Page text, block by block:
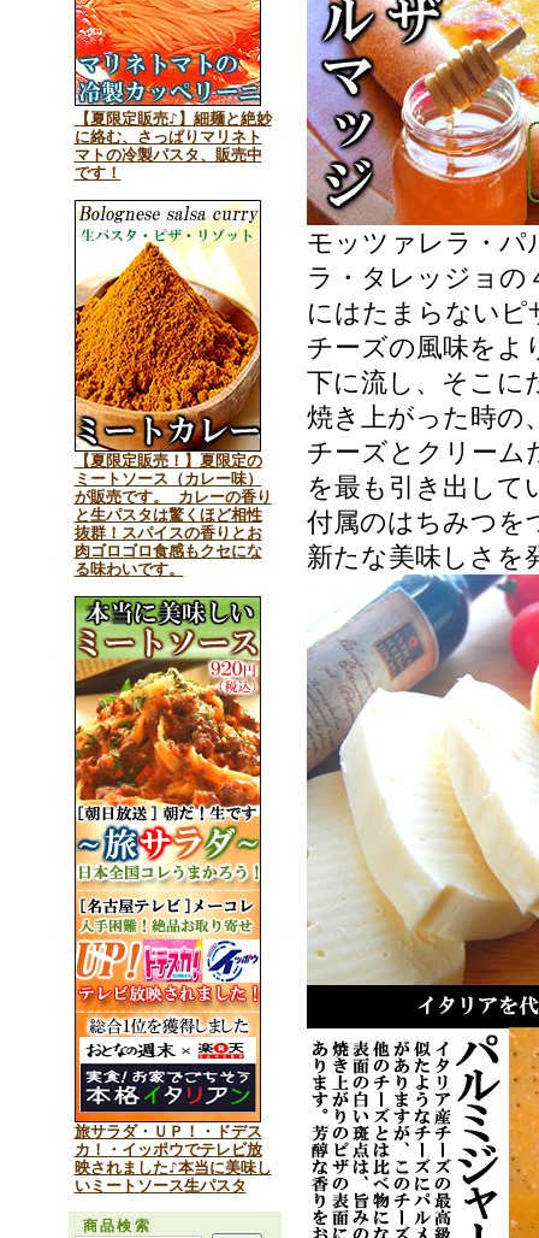
【夏限定販売♪】細麺と絶妙
に絡む、さっぱりマリネト
マトの冷製パスタ、販売中
です！
【夏限定販売！】夏限定の
ミートソース（カレー味）
が販売です。 カレーの香り
と生パスタは驚くほど相性
抜群！スパイスの香りとお
肉ゴロゴロ食感もクセにな
る味わいです。
旅サラダ・ＵＰ！・ドデス
カ！・イッポウでテレビ放
映されました♪本当に美味し
いミートソース生パスタ
商品検索
モッツァレラ・パ
ラ・タレッジョの
にはたまらないピ
チーズの風味をよ
下に流し、そこに
焼き上がった時の
チーズとクリーム
を最も引き出して
付属のはちみつを
新たな美味しさを